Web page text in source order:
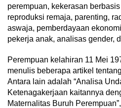
perempuan, kekerasan
reproduksi remaja, parenting,
aswaja, pemberdayaan
pekerja anak, analisas gender,
Perempuan kelahiran 11 Mei
menulis beberapa artikel
Antara lain adalah “Analisa
Ketenagakerjaan kaitannya
Maternalitas Buruh